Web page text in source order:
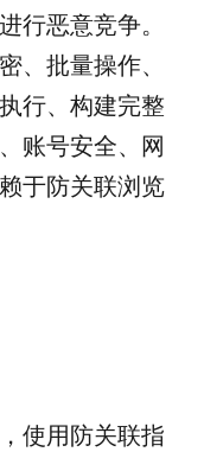
行恶意竞争。
、批量操作、
行、构建完整
账号安全、网
于防关联浏览
使用防关联指